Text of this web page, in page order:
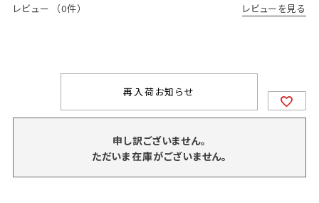
レビュー （0件） レビューを見る
再入荷お知らせ
申し訳ございません。
ただいま在庫がございません。